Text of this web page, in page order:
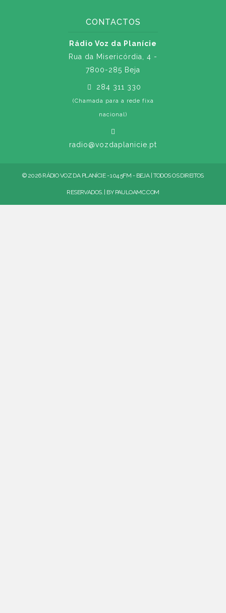
CONTACTOS
Rádio Voz da Planície
Rua da Misericórdia, 4 -
7800-285 Beja
284 311 330
(Chamada para a rede fixa
nacional)
radio@vozdaplanicie.pt
© 2026 RÁDIO VOZ DA PLANÍCIE - 104.5FM - BEJA | TODOS OS DIREITOS
RESERVADOS. | BY PAULOAMC.COM